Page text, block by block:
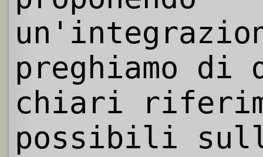
preghiamo
chiari
possibili